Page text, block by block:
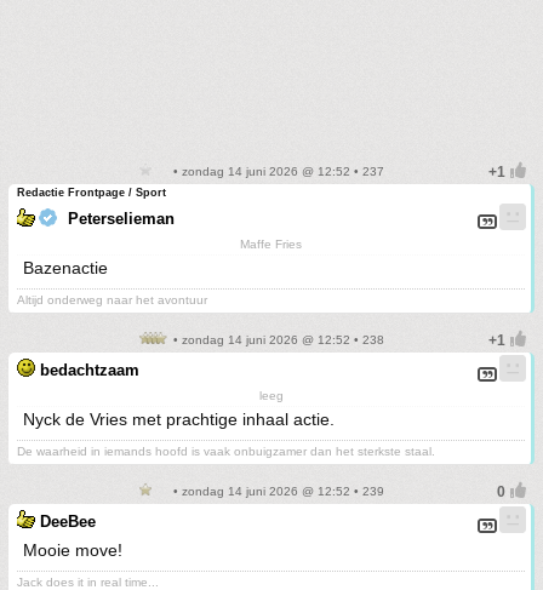
• zondag 14 juni 2026 @ 12:52 • 237
Redactie Frontpage / Sport
Peterselieman
Maffe Fries
Bazenactie
Altijd onderweg naar het avontuur
• zondag 14 juni 2026 @ 12:52 • 238
bedachtzaam
leeg
Nyck de Vries met prachtige inhaal actie.
De waarheid in iemands hoofd is vaak onbuigzamer dan het sterkste staal.
• zondag 14 juni 2026 @ 12:52 • 239
DeeBee
Mooie move!
Jack does it in real time...